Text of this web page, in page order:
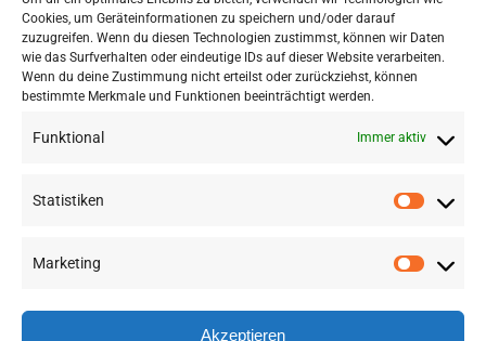
Cookies, um Geräteinformationen zu speichern und/oder darauf
zuzugreifen. Wenn du diesen Technologien zustimmst, können wir Daten
wie das Surfverhalten oder eindeutige IDs auf dieser Website verarbeiten.
Wenn du deine Zustimmung nicht erteilst oder zurückziehst, können
bestimmte Merkmale und Funktionen beeinträchtigt werden.
Funktional Immer aktiv
Statistiken
Marketing
Akzeptieren
Schritt für Schritt erzeugt.
©2026 RSA FG | Presse|AGB|